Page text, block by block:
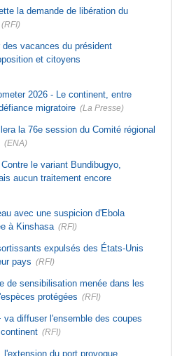
la demande de libération du
(RFI)
des vacances du président
et citoyens
2026 - Le continent, entre
migratoire (La Presse)
la 76e session du Comité régional
(ENA)
Contre le variant Bundibugyo,
aucun traitement encore
avec une suspicion d'Ebola
à Kinshasa (RFI)
expulsés des États-Unis
pays (RFI)
de sensibilisation menée dans les
protégées (RFI)
va diffuser l'ensemble des coupes
(RFI)
l'extension du port provoque